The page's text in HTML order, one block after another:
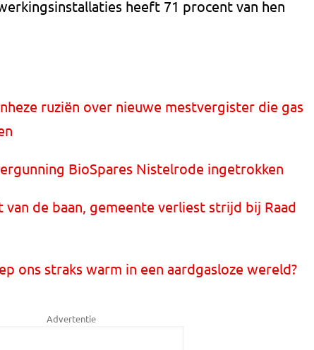
heeft 71 procent van hen
ruziën over nieuwe mestvergister die gas
BioSpares Nistelrode ingetrokken
de baan, gemeente verliest strijd bij Raad
ons straks warm in een aardgasloze wereld?
Advertentie